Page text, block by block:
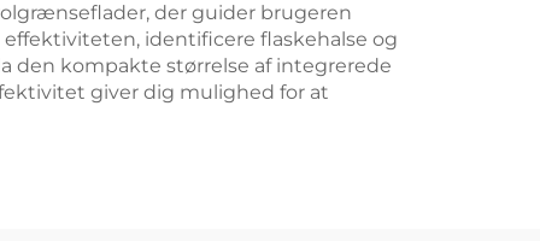
der guider brugeren
identificere flaskehalse og
den kompakte størrelse af integrerede
giver dig mulighed for at